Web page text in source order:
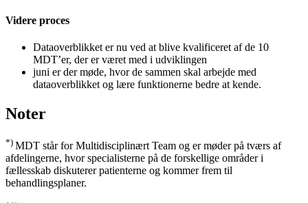
Videre proces
Dataoverblikket er nu ved at blive kvalificeret af de 10
MDT’er, der er været med i udviklingen
juni er der møde, hvor de sammen skal arbejde med
dataoverblikket og lære funktionerne bedre at kende.
Noter
*) MDT står for Multidisciplinært Team og er møder på tværs af
afdelingerne, hvor specialisterne på de forskellige områder i
fællesskab diskuterer patienterne og kommer frem til
behandlingsplaner.